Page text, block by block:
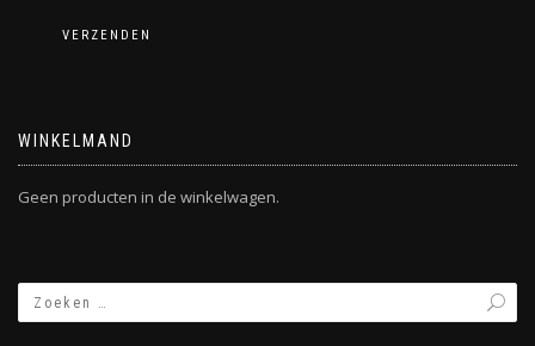
VERZENDEN
WINKELMAND
Geen producten in de winkelwagen.